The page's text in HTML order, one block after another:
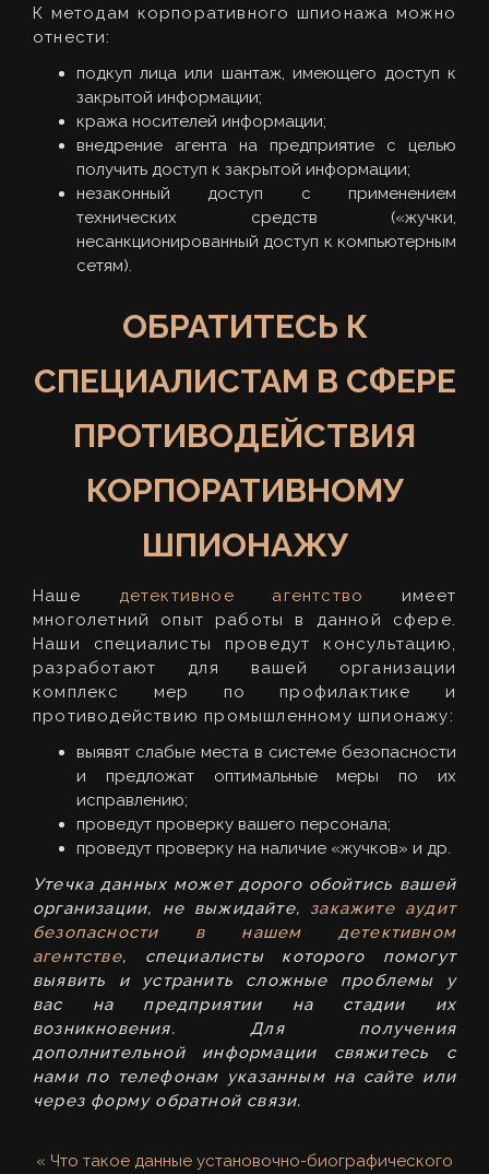
К методам корпоративного шпионажа можно
отнести:
подкуп лица или шантаж, имеющего доступ к
закрытой информации;
кража носителей информации;
внедрение агента на предприятие с целью
получить доступ к закрытой информации;
незаконный доступ с применением
технических средств («жучки,
несанкционированный доступ к компьютерным
сетям).
ОБРАТИТЕСЬ К
СПЕЦИАЛИСТАМ В СФЕРЕ
ПРОТИВОДЕЙСТВИЯ
КОРПОРАТИВНОМУ
ШПИОНАЖУ
Наше детективное агентство
имеет
многолетний опыт работы в данной сфере.
Наши специалисты проведут консультацию,
разработают для вашей организации
комплекс мер по профилактике и
противодействию промышленному шпионажу:
выявят слабые места в системе безопасности
и предложат оптимальные меры по их
исправлению;
проведут проверку вашего персонала;
проведут проверку на наличие «жучков» и др.
Утечка данных может дорого обойтись вашей
организации, не выжидайте, закажите аудит
безопасности в нашем детективном
агентстве, специалисты которого помогут
выявить и устранить сложные проблемы у
вас на предприятии на стадии их
возникновения. Для получения
дополнительной информации свяжитесь с
нами по телефонам указанным на сайте или
через форму обратной связи.
« Что такое данные установочно-биографического